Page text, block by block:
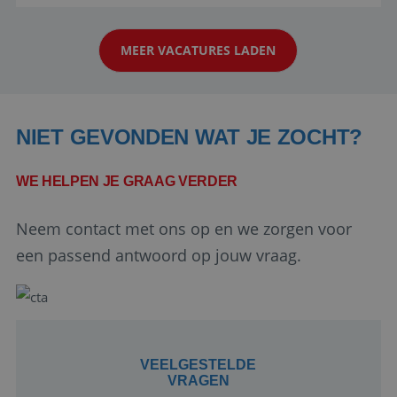
klanten te overtuigen om die droomreis te
boeken! ...
MEER VACATURES LADEN
NIET GEVONDEN WAT JE ZOCHT?
WE HELPEN JE GRAAG VERDER
Neem contact met ons op en we zorgen voor
een passend antwoord op jouw vraag.
VEELGESTELDE
VRAGEN
Google Privacy Policy